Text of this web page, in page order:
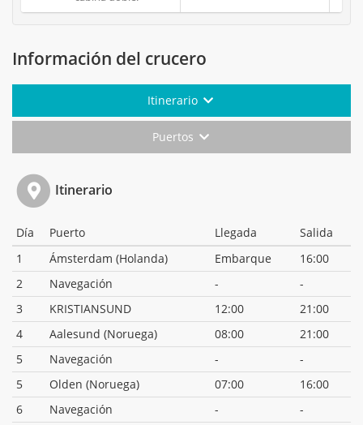
Información del crucero
Itinerario
Puertos
Itinerario
Día Puerto Llegada
Salida
1
Ámsterdam (Holanda) Embarque
16:00
2
Navegación -
-
3
KRISTIANSUND 12:00
21:00
4
Aalesund (Noruega) 08:00
21:00
5
Navegación -
-
5
Olden (Noruega) 07:00
16:00
6
Navegación -
-